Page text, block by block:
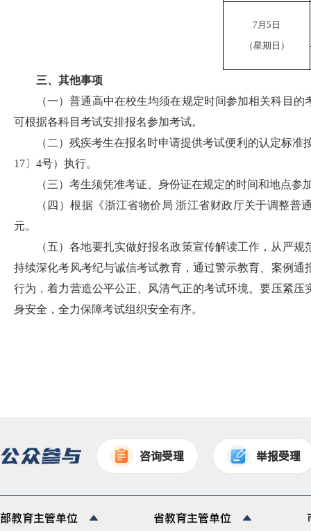
7月5日
（星期日）
三、其他事项
（一）普通高中在校生均须在规定时间参加相关科目
可根据各科目考试安排报名参加考试。
（二）残疾考生在报名时申请提供考试便利的认定标
17〕4号）执行。
（三）考生须凭准考证、身份证在规定的时间和地点参
（四）根据《浙江省物价局 浙江省财政厅关于调整
元。
（五）各地要扎实做好报名政策宣传解读工作，从严
持续深化考风考纪与诚信考试教育，通过警示教育、案例
行为，着力营造公平公正、风清气正的考试环境。要压紧
身安全，全力保障考试组织安全有序。
咨询受理 举报受理
部教育主管单位 省教育主管单位